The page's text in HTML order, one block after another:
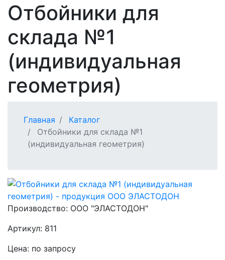
Отбойники для
склада №1
(индивидуальная
геометрия)
Главная
Каталог
Отбойники для склада №1
(индивидуальная геометрия)
Производство: ООО "ЭЛАСТОДОН"
Артикул: 811
Цена: по запросу